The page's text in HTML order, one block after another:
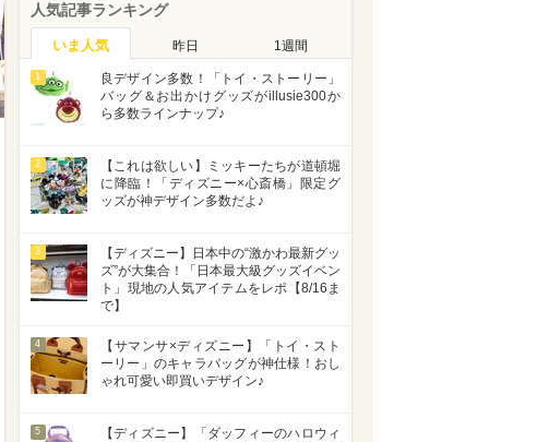
人気記事ランキング
いま人気 昨日 1週間
1
良デザイン多数！「トイ・ストーリー」
バッグ＆お出かけグッズがillusie300か
ら多数ラインナップ♪
2
【これは欲しい】ミッキーたちが道頓堀
に降臨！「ディズニー×心斎橋」限定グ
ッズが神デザイン多数だよ♪
3
【ディズニー】日本中の“激かわ最新グッ
ズ”が大集合！「日本最大級グッズイベン
ト」現地の人気アイテムをレポ【8/16ま
で】
4
【サマンサ×ディズニー】「トイ・スト
ーリー」のキャラバッグが神仕様！おし
ゃれ可愛い即買いデザイン♪
5
【ディズニー】「ダッフィーのハロウィ